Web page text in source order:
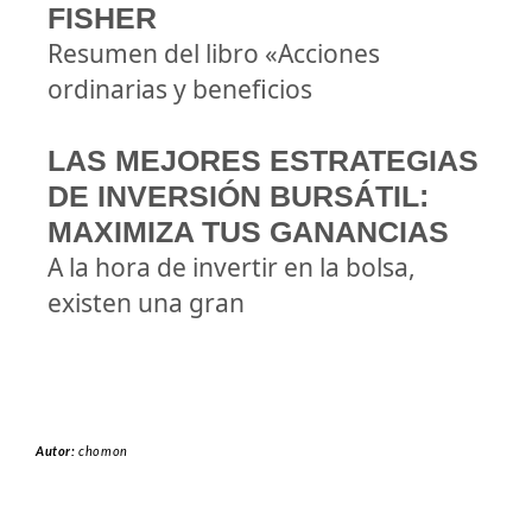
FISHER
Resumen del libro «Acciones
ordinarias y beneficios
LAS MEJORES ESTRATEGIAS
DE INVERSIÓN BURSÁTIL:
MAXIMIZA TUS GANANCIAS
A la hora de invertir en la bolsa,
existen una gran
Autor:chomon